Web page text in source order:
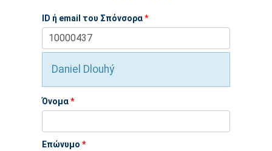
ID ή email του Σπόνσορα*
Daniel Dlouhý
Όνομα*
Επώνυμο *